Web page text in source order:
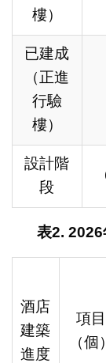
樓）
已建成
（正進
行驗
樓）
設計階
段
表2. 2026
酒店
建築
進度
項目
（個）